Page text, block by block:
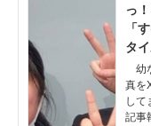
っ
「
タ
幼
真を
して
記事